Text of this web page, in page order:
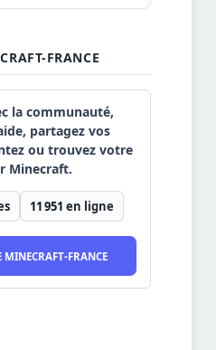
FRANCE
la communauté,
partagez vos
ou trouvez votre
Minecraft.
11 951 en ligne
MINECRAFT-FRANCE